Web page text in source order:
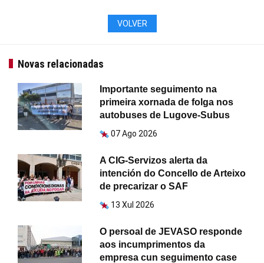
VOLVER
Novas relacionadas
Importante seguimento na
primeira xornada de folga nos
autobuses de Lugove-Subus
07 Ago 2026
A CIG-Servizos alerta da
intención do Concello de Arteixo
de precarizar o SAF
13 Xul 2026
O persoal de JEVASO responde
aos incumprimentos da
empresa cun seguimento case